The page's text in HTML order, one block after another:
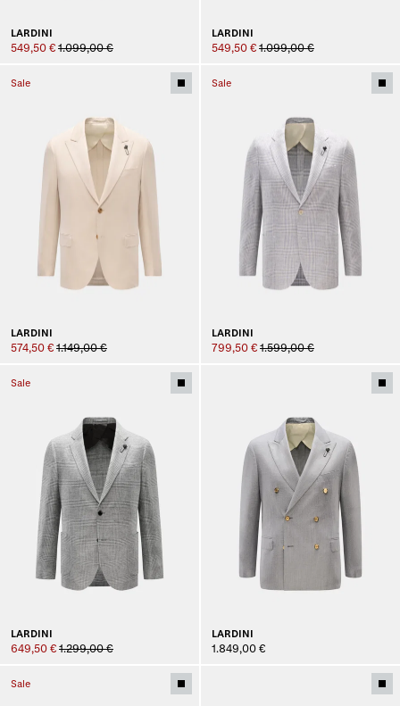
LARDINI
549,50 € 1.099,00 €
LARDINI
549,50 € 1.099,00 €
Sale
LARDINI
574,50 € 1.149,00 €
Sale
LARDINI
799,50 € 1.599,00 €
Sale
LARDINI
649,50 € 1.299,00 €
LARDINI
1.849,00 €
Sale